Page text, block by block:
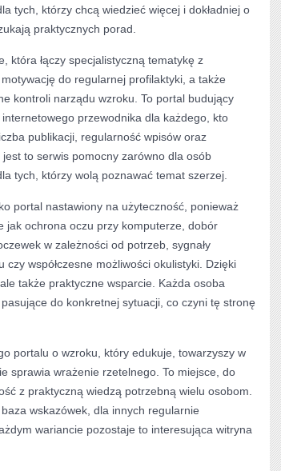
tych, którzy chcą wiedzieć więcej i dokładniej o
praktycznych porad.
która łączy specjalistyczną tematykę z
do regularnej profilaktyki, a także
kontroli narządu wzroku. To portal budujący
przewodnika dla każdego, kto
publikacji, regularność wpisów oraz
to serwis pomocny zarówno dla osób
tych, którzy wolą poznawać temat szerzej.
portal nastawiony na użyteczność, ponieważ
jak ochrona oczu przy komputerze, dobór
w zależności od potrzeb, sygnały
współczesne możliwości okulistyki. Dzięki
także praktyczne wsparcie. Każda osoba
do konkretnej sytuacji, co czyni tę stronę
portalu o wzroku, który edukuje, towarzyszy w
sprawia wrażenie rzetelnego. To miejsce, do
z praktyczną wiedzą potrzebną wielu osobom.
wskazówek, dla innych regularnie
wariancie pozostaje to interesująca witryna